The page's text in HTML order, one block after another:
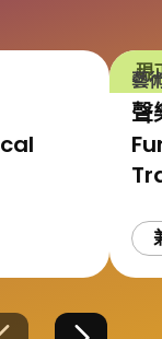
現
藝
聲